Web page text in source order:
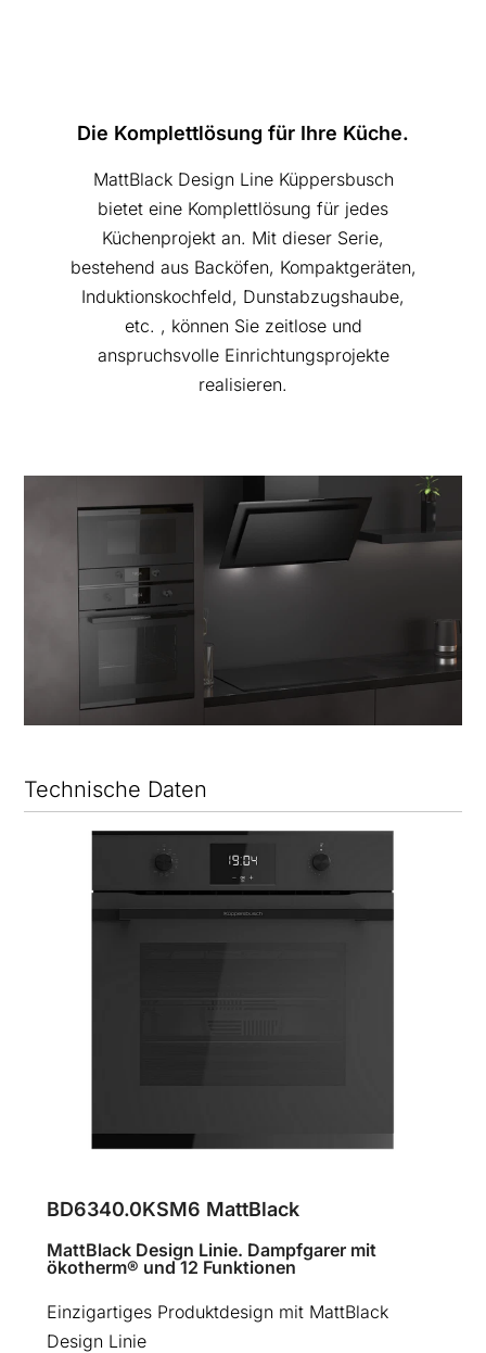
Die Komplettlösung für Ihre Küche.
MattBlack Design Line Küppersbusch
bietet eine Komplettlösung für jedes
Küchenprojekt an. Mit dieser Serie,
bestehend aus Backöfen, Kompaktgeräten,
Induktionskochfeld, Dunstabzugshaube,
etc. , können Sie zeitlose und
anspruchsvolle Einrichtungsprojekte
realisieren.
Technische Daten
BD6340.0KSM6 MattBlack
MattBlack Design Linie. Dampfgarer mit
ökotherm® und 12 Funktionen
Einzigartiges Produktdesign mit MattBlack
Design Linie